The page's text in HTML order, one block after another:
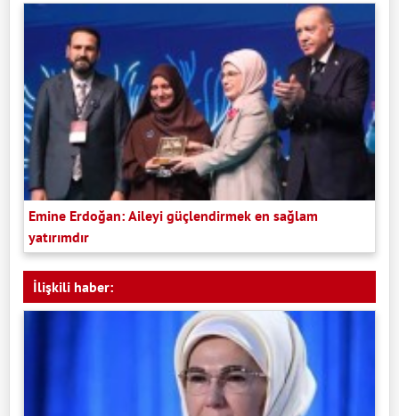
Emine Erdoğan: Aileyi güçlendirmek en sağlam
yatırımdır
İlişkili haber: